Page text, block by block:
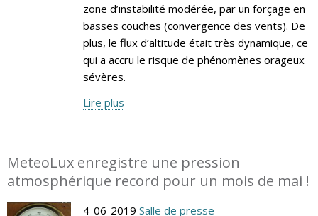
zone d’instabilité modérée, par un forçage en
basses couches (convergence des vents). De
plus, le flux d’altitude était très dynamique, ce
qui a accru le risque de phénomènes orageux
sévères.
Lire plus
MeteoLux enregistre une pression
atmosphérique record pour un mois de mai !
4-06-2019 Salle de presse